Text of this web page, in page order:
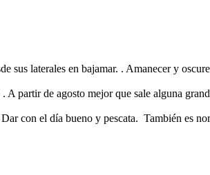
sus laterales en bajamar. . Amanecer y
A partir de agosto mejor que sale alguna
con el día bueno y pescata. También es